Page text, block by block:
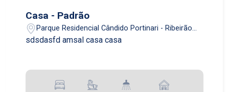
Casa - Padrão
Parque Residencial Cândido Portinari - Ribeirão
Preto/SP
sdsdasfd amsal casa casa